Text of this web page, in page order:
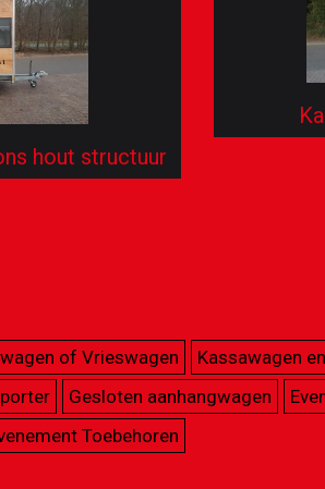
hout structuur
of Vrieswagen Kassawagen
Gesloten aanhangwagen
Toebehoren